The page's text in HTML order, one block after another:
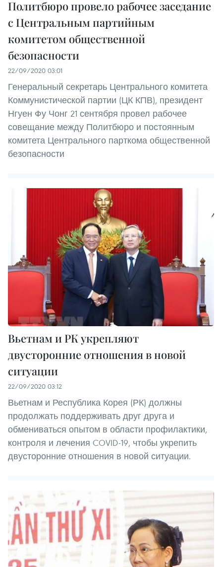
Политбюро провело рабочее заседание
с Центральным партийным
комитетом общественной
безопасности
22/09/2020 03:01
Генеральный секретарь Центрального комитета
Коммунистической партии (ЦК КПВ), президент
Нгуен Фу Чонг 21 сентября провел рабочее
совещание между Политбюро и постоянным
комитета Центрального парткома общественной
безопасности
Вьетнам и РК укрепляют
двусторонние отношения в новой
ситуации
22/09/2020 03:12
Вьетнам и Республика Корея (РК) должны
продолжать поддерживать друг друга и
обмениваться опытом в области профилактики,
контроля и лечения COVID-19, чтобы укрепить
двусторонние отношения в новой ситуации.